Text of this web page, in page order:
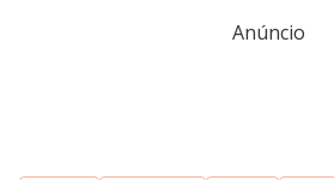
Anúncio